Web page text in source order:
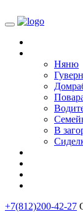
Няню
В
+7(812)200-42-27